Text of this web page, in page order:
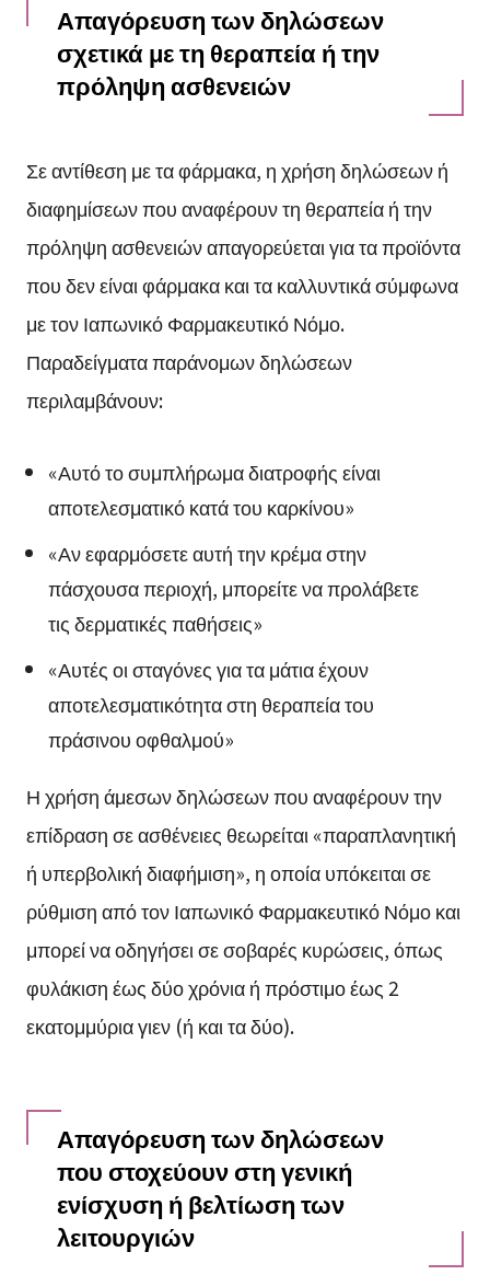
Απαγόρευση των δηλώσεων
σχετικά με τη θεραπεία ή την
πρόληψη ασθενειών
Σε αντίθεση με τα φάρμακα, η χρήση δηλώσεων ή
διαφημίσεων που αναφέρουν τη θεραπεία ή την
πρόληψη ασθενειών απαγορεύεται για τα προϊόντα
που δεν είναι φάρμακα και τα καλλυντικά σύμφωνα
με τον Ιαπωνικό Φαρμακευτικό Νόμο.
Παραδείγματα παράνομων δηλώσεων
περιλαμβάνουν:
«Αυτό το συμπλήρωμα διατροφής είναι
αποτελεσματικό κατά του καρκίνου»
«Αν εφαρμόσετε αυτή την κρέμα στην
πάσχουσα περιοχή, μπορείτε να προλάβετε
τις δερματικές παθήσεις»
«Αυτές οι σταγόνες για τα μάτια έχουν
αποτελεσματικότητα στη θεραπεία του
πράσινου οφθαλμού»
Η χρήση άμεσων δηλώσεων που αναφέρουν την
επίδραση σε ασθένειες θεωρείται «παραπλανητική
ή υπερβολική διαφήμιση», η οποία υπόκειται σε
ρύθμιση από τον Ιαπωνικό Φαρμακευτικό Νόμο και
μπορεί να οδηγήσει σε σοβαρές κυρώσεις, όπως
φυλάκιση έως δύο χρόνια ή πρόστιμο έως 2
εκατομμύρια γιεν (ή και τα δύο).
Απαγόρευση των δηλώσεων
που στοχεύουν στη γενική
ενίσχυση ή βελτίωση των
λειτουργιών